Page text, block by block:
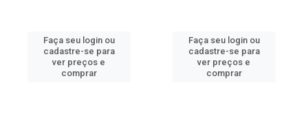
Faça seu login ou
cadastre-se para
ver preços e
comprar
Faça seu login ou
cadastre-se para
ver preços e
comprar